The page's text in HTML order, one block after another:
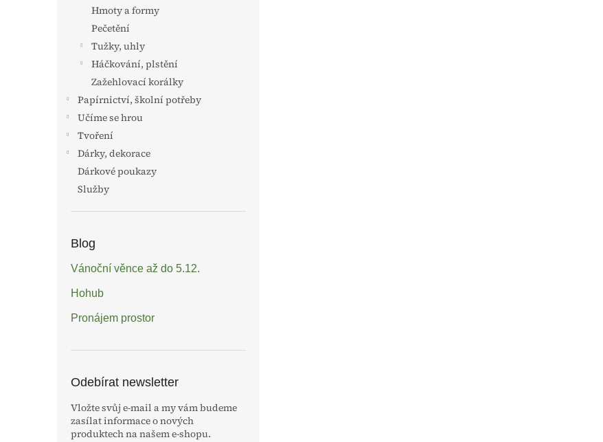
Hmoty a formy
Pečetění
Tužky, uhly
Háčkování, plstění
Zažehlovací korálky
Papírnictví, školní potřeby
Učíme se hrou
Tvoření
Dárky, dekorace
Dárkové poukazy
Služby
Blog
Vánoční věnce až do 5.12.
Hohub
Pronájem prostor
Odebírat newsletter
Vložte svůj e-mail a my vám budeme
zasílat informace o nových
produktech na našem e-shopu.